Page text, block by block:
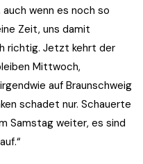
wenn es noch so
Zeit, uns damit
richtig. Jetzt kehrt der
Mittwoch,
auf Braunschweig
schadet nur. Schauerte
Samstag weiter, es sind